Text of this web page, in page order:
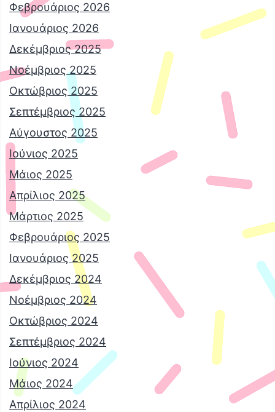
Φεβρουάριος 2026
Ιανουάριος 2026
Δεκέμβριος 2025
Νοέμβριος 2025
Οκτώβριος 2025
Σεπτέμβριος 2025
Αύγουστος 2025
Ιούνιος 2025
Μάιος 2025
Απρίλιος 2025
Μάρτιος 2025
Φεβρουάριος 2025
Ιανουάριος 2025
Δεκέμβριος 2024
Νοέμβριος 2024
Οκτώβριος 2024
Σεπτέμβριος 2024
Ιούνιος 2024
Μάιος 2024
Απρίλιος 2024